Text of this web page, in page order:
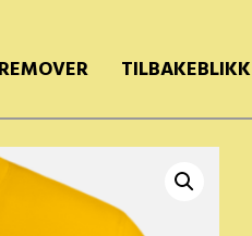
TILBAKEBLIKK